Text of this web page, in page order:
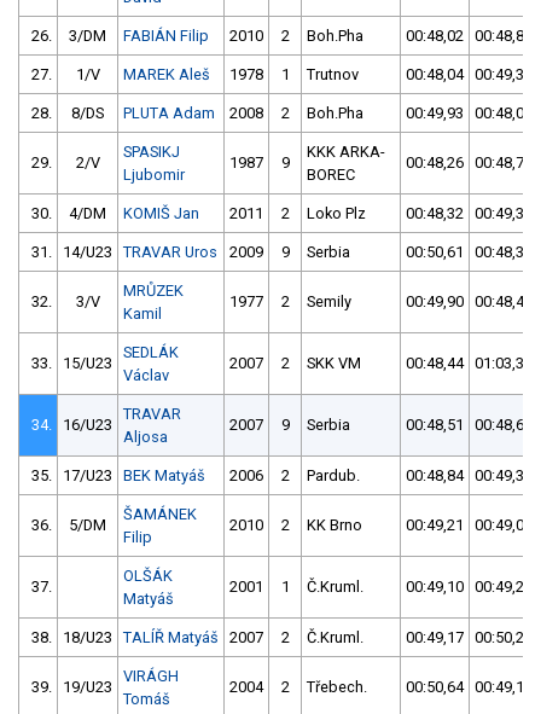
26. 3/DM FABIÁN Filip 2010 2 Boh.Pha 00:48,02 00:48,85
27. 1/V MAREK Aleš 1978 1 Trutnov 00:48,04 00:49,34
28. 8/DS PLUTA Adam 2008 2 Boh.Pha 00:49,93 00:48,04
29. 2/V
SPASIKJ
Ljubomir
1987 9
KKK ARKA-
BOREC
00:48,26 00:48,79
30. 4/DM KOMIŠ Jan 2011 2 Loko Plz 00:48,32 00:49,33
31. 14/U23 TRAVAR Uros 2009 9 Serbia 00:50,61 00:48,36
32. 3/V
MRŮZEK
Kamil
1977 2 Semily 00:49,90 00:48,42
33. 15/U23
SEDLÁK
Václav
2007 2 SKK VM 00:48,44 01:03,36
34. 16/U23
TRAVAR
Aljosa
2007 9 Serbia 00:48,51 00:48,65
35. 17/U23 BEK Matyáš 2006 2 Pardub. 00:48,84 00:49,37
36. 5/DM
ŠAMÁNEK
Filip
2010 2 KK Brno 00:49,21 00:49,05
37.
OLŠÁK
Matyáš
2001 1 Č.Kruml. 00:49,10 00:49,23
38. 18/U23 TALÍŘ Matyáš 2007 2 Č.Kruml. 00:49,17 00:50,23
39. 19/U23
VIRÁGH
Tomáš
2004 2 Třebech. 00:50,64 00:49,18